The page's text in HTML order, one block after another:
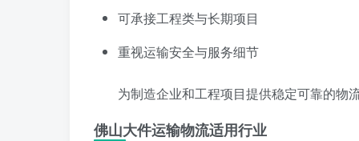
可承接工程类与长期项目
重视运输安全与服务细节
为制造企业和工程项目提供稳定可靠的物流
佛山大件运输物流适用行业